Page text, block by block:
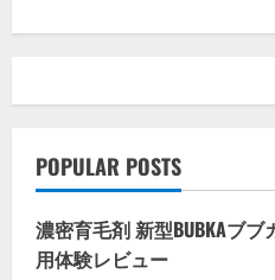
POPULAR POSTS
濃密育毛剤 新型BUBKAブ
用体験レビュー